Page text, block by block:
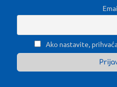
Ako nastavite,